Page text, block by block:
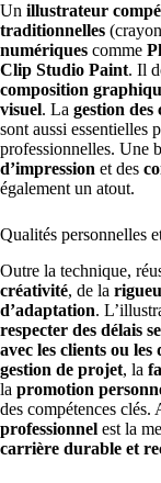
Un illustrateur
traditionnelles
numériques comme
Clip Studio Paint. Il
composition
visuel. La gestion des
sont aussi essentielles
professionnelles. Une
d’impression et des
également un atout.
Qualités personnelles
Outre la technique,
créativité, de la
d’adaptation.
respecter des délais
avec les clients ou
gestion de projet, la
la promotion
des compétences clés.
professionnel est la
carrière durable et